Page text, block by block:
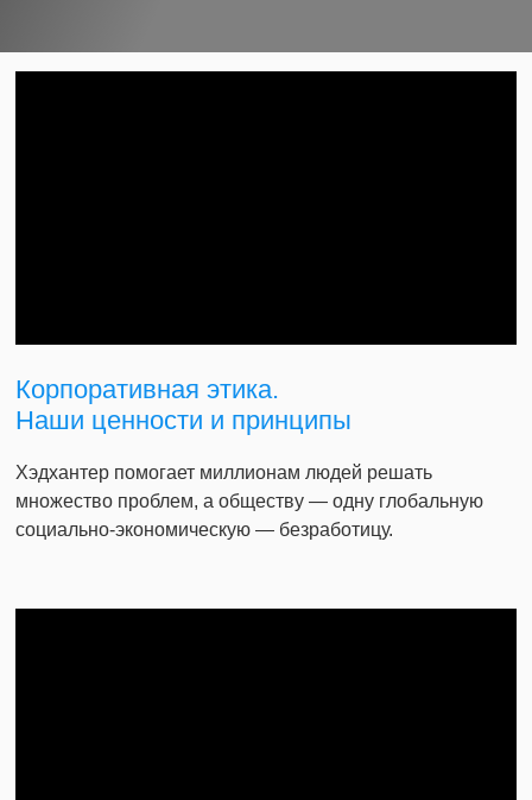
Корпоративная этика.
Наши ценности и принципы
Хэдхантер помогает миллионам людей решать
множество проблем, а обществу — одну глобальную
социально-экономическую — безработицу.